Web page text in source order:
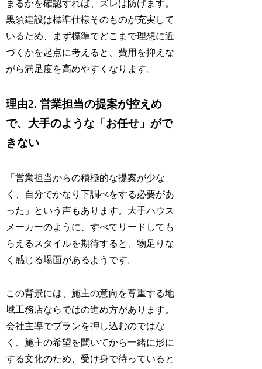
まるかを確認すれば、ズレは防げます。
黒須建設は標準仕様そのものが充実して
いるため、まず標準でどこまで理想に近
づくかを起点に考えると、費用を抑えな
がら満足度を高めやすくなります。
理由2. 営業担当の提案が控えめ
で、大手のような「お任せ」がで
きない
「営業担当からの積極的な提案が少な
く、自分でかなり下調べをする必要があ
った」という声もあります。大手ハウス
メーカーのように、すべてリードしても
らえるスタイルを期待すると、物足りな
く感じる場面があるようです。
この背景には、施主の意向を尊重する地
域工務店ならではの進め方があります。
会社主導でプランを押し込むのではな
く、施主の希望を聞いてから一緒に形に
する文化のため、受け身で待っていると